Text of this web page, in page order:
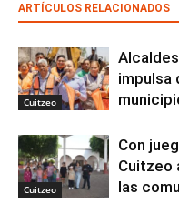
ARTÍCULOS RELACIONADOS
Cuitzeo
impulsa
Cuitzeo
Con
Cuitzeo
las